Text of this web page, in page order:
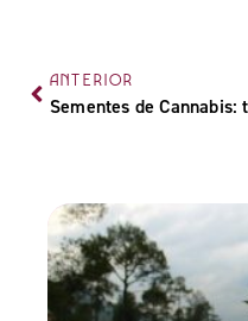
ANTERIOR